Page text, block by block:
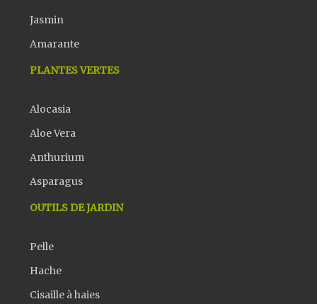
Jasmin
Amarante
PLANTES VERTES
Alocasia
Aloe Vera
Anthurium
Asparagus
OUTILS DE JARDIN
Pelle
Hache
Cisaille à haies